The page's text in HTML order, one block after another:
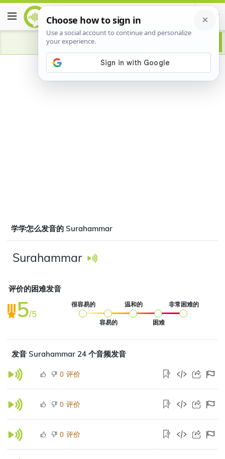
Advertisement
学学怎么发音的 Surahammar
Surahammar
评价的困难发音
5/5
很容易的
容易的
温和的
困难
非常困难的
发音 Surahammar 24 个音频发音
0 评价
0 评价
0 评价